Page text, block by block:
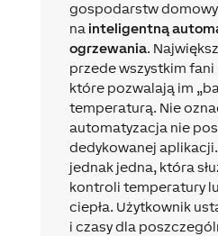
gospodarstw
na inteligentną
ogrzewania.
przede wszystkim
które pozwalają im
temperaturą. Nie
automatyzacja nie
dedykowanej
jednak jedna, która
kontroli temperatury
ciepła. Użytkownik
i czasy dla